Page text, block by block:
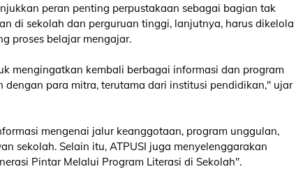
peran penting perpustakaan sebagai bagian tak
di sekolah dan perguruan tinggi, lanjutnya, harus dikelola
proses belajar mengajar.
mengingatkan kembali berbagai informasi dan program
dengan para mitra, terutama dari institusi pendidikan," ujar
mengenai jalur keanggotaan, program unggulan,
sekolah. Selain itu, ATPUSI juga menyelenggarakan
Pintar Melalui Program Literasi di Sekolah".